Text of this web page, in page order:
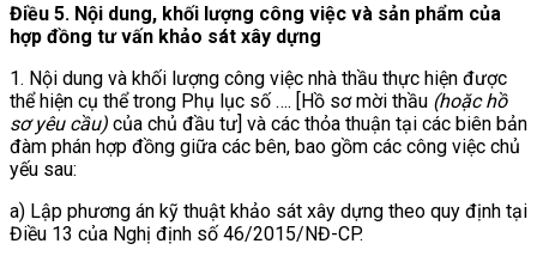
Điều 5. Nội dung, khối lượng công việc và sản phẩm của
hợp đồng tư vấn khảo sát xây dựng
1. Nội dung và khối lượng công việc nhà thầu thực hiện được
thể hiện cụ thể trong Phụ lục số …. [Hồ sơ mời thầu (hoặc hồ
sơ yêu cầu) của chủ đầu tư] và các thỏa thuận tại các biên bản
đàm phán hợp đồng giữa các bên, bao gồm các công việc chủ
yếu sau:
a) Lập phương án kỹ thuật khảo sát xây dựng theo quy định tại
Điều 13 của Nghị định số 46/2015/NĐ-CP.